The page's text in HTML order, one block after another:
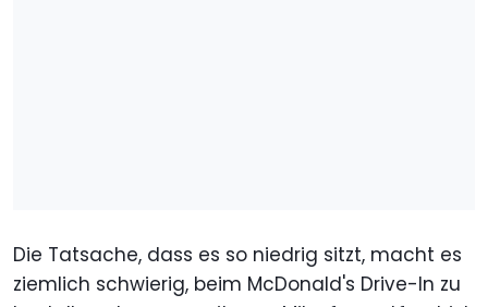
Die Tatsache, dass es so niedrig sitzt, macht es
ziemlich schwierig, beim McDonald's Drive-In zu